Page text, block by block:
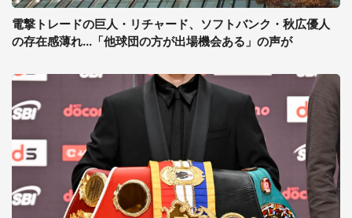
電撃トレードの巨人・リチャード、ソフトバンク・秋広優人
の存在感薄れ...「他球団の方が出場機会ある」の声が